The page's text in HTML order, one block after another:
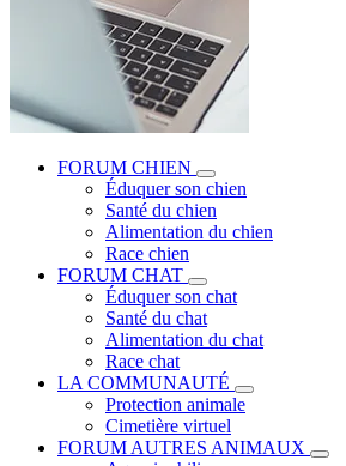
FORUM CHIEN
Éduquer son chien
Santé du chien
Alimentation du chien
Race chien
FORUM CHAT
Éduquer son chat
Santé du chat
Alimentation du chat
Race chat
LA COMMUNAUTÉ
Protection animale
Cimetière virtuel
FORUM AUTRES ANIMAUX